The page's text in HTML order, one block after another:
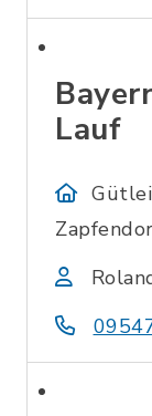
Lauf